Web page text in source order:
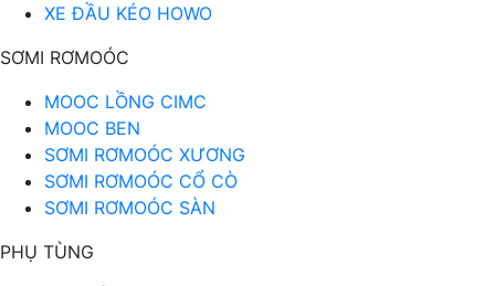
XE ĐẦU KÉO HOWO
SƠMI RƠMOÓC
MOOC LỒNG CIMC
MOOC BEN
SƠMI RƠMOÓC XƯƠNG
SƠMI RƠMOÓC CỔ CÒ
SƠMI RƠMOÓC SÀN
PHỤ TÙNG